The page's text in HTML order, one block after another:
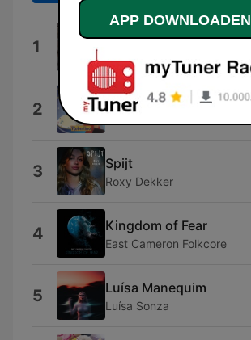
1 Flicker
2 Dai Dai Dai
3 Spijt
Roxy Dekker
4 Kingdom of Fear
East Cameron Folkcore
5 Luísa Manequim
Luísa Sonza
APP DOWNLOADEN